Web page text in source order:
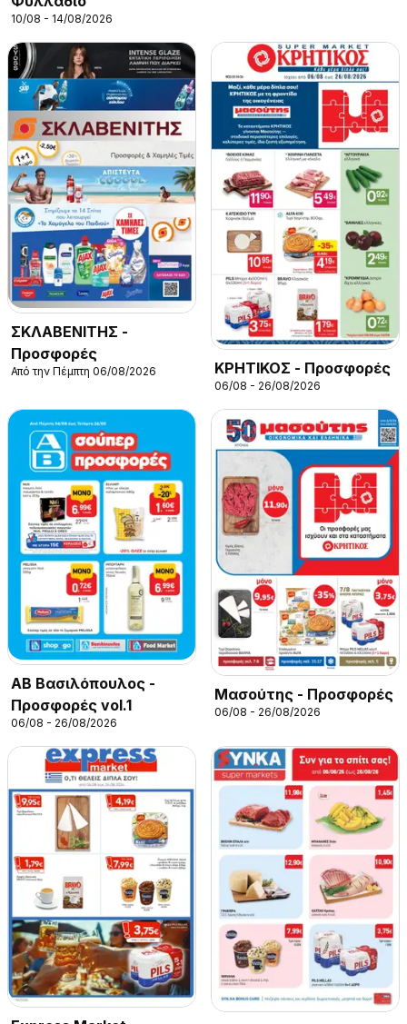
10/08 - 14/08/2026
ΣΚΛΑΒΕΝΙΤΗΣ -
Προσφορές
Από την Πέμπτη 06/08/2026 ΚΡΗΤΙΚΟΣ - Προσφορές
06/08 - 26/08/2026
ΑΒ Βασιλόπουλος -
Προσφορές vol.1
06/08 - 26/08/2026
Μασούτης - Προσφορές
06/08 - 26/08/2026